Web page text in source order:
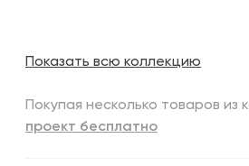
Показать всю коллекцию
Покупая несколько товаров из
проект бесплатно